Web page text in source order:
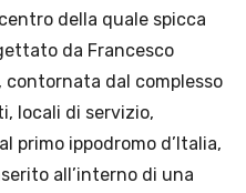
della quale spicca
da Francesco
contornata dal complesso
locali di servizio,
primo ippodromo d’Italia,
all’interno di una